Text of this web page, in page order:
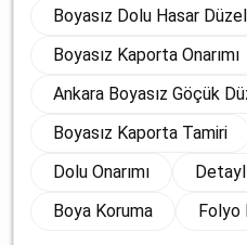
Boyasız Dolu Hasar
Boyasız Kaporta Onarımı
Ankara Boyasız Göçük
Boyasız Kaporta Tamiri
Dolu Onarımı
Boya Koruma
Folyo